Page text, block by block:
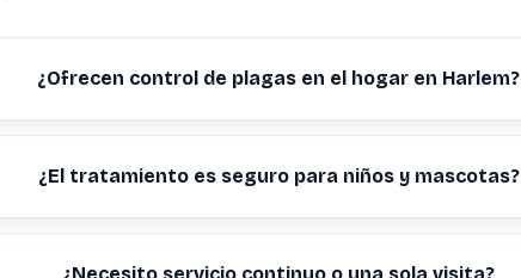
¿Ofrecen control de plagas en el hogar en Harlem?
¿El tratamiento es seguro para niños y mascotas?